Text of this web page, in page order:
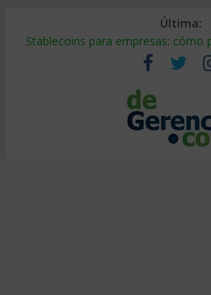
Última:
Stablecoins para empresas: cómo
Despido silencioso: qué es y por
IA en selección de personal: cómo
Trabajo forzoso en la cadena de
Mercado hispano de EE. UU.: